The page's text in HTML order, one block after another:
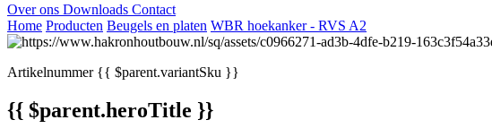
Over ons Downloads Contact
Home Producten Beugels en platen WBR hoekanker - RVS A2
Artikelnummer{{ $parent.variantSku }}
{{ $parent.heroTitle }}